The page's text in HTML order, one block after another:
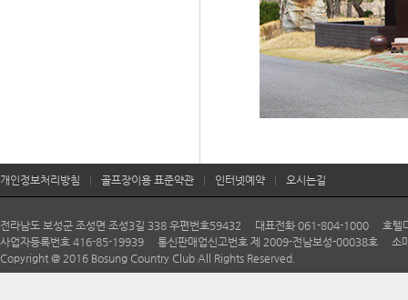
개인정보처리방침 골프장이용 표준약관 인터넷예약 오시는길
전라남도 보성군 조성면 조성3길 338 우편번호59432 대표전화 061-804-1000
사업자등록번호 416-85-19939 통신판매업신고번호 제 2009-전남보성-00038호 소
Copyright @ 2016 Bosung Country Club All Rights Reserved.